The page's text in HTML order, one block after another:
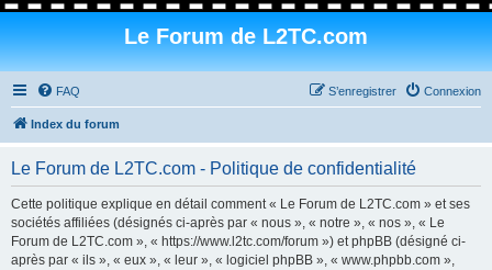
Le Forum de L2TC.com
FAQ Connexion
S’enregistrer
Index du forum
Le Forum de L2TC.com - Politique de confidentialité
Cette politique explique en détail comment « Le Forum de L2TC.com » et ses
sociétés affiliées (désignés ci-après par « nous », « notre », « nos », « Le
Forum de L2TC.com », « https://www.l2tc.com/forum ») et phpBB (désigné ci-
après par « ils », « eux », « leur », « logiciel phpBB », « www.phpbb.com »,